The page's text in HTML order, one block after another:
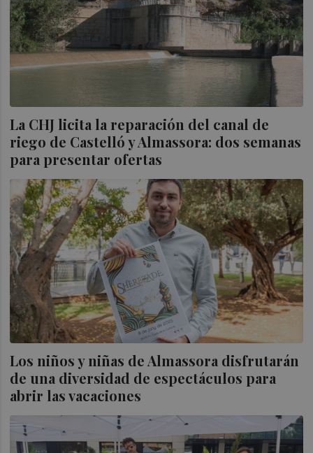
La CHJ licita la reparación del canal de
riego de Castelló y Almassora: dos semanas
para presentar ofertas
Los niños y niñas de Almassora disfrutarán
de una diversidad de espectáculos para
abrir las vacaciones